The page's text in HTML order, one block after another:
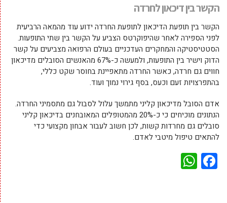
הקשר בין דיכאון לחרדה
הקשר בין תופעת הדיכאון לתופעת החרדה ידוע עוד מהמאה הרביעית
לפני הספירה לאחר שהיפוקרטס הצביע על הקשר בין שתי התופעות.
הסטטיסטיקה והמחקרים העדכניים בעולם הרפואה מצביעים על קשר
הדוק וישיר בין התופעות, ולמעשה כ-67% מהאנשים הסובלים מדיכאון
חווים גם חרדה, כאשר החרדה מתאפיינת בחוסר שקט כללי,
בהתפרצויות זעם וכעס, בסף גירוי נמוך ועוד.
אדם הסובל מדיכאון קליני מתמשך עלול לסבול גם מתסמיני החרדה.
הנתונים מוכיחים כי כ-20% מהמטופלים המאובחנים בדיכאון קליני
סובלים גם מחרדות קשות, לכן חשוב לעבור אבחון מקצועי כדי
להתאים טיפול מיטבי לאדם.
Facebook